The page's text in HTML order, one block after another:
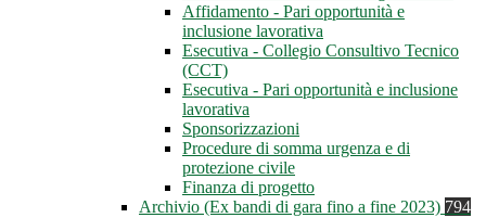
Affidamento - Pari opportunità e
inclusione lavorativa
Esecutiva - Collegio Consultivo Tecnico
(CCT)
Esecutiva - Pari opportunità e inclusione
lavorativa
Sponsorizzazioni
Procedure di somma urgenza e di
protezione civile
Finanza di progetto
Archivio (Ex bandi di gara fino a fine 2023) 794